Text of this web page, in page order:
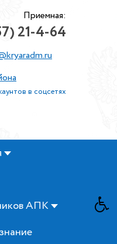
Приемная:
21-4-64
в соцсетях
АПК